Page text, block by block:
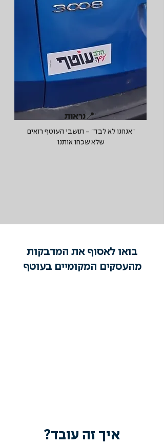
📍נראות
"אנחנו לא לבד" - תושבי העוטף רואים
שלא שכחו אותנו
בואו לאסוף את המדבקות
מהעסקים המקומיים בעוטף
איך זה עובד?